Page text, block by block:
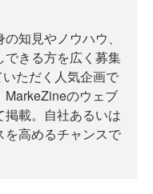
知見やノウハウ、
できる方を広く募集
ただく人気企画で
MarkeZineのウェブ
載。自社あるいは
を高めるチャンスで